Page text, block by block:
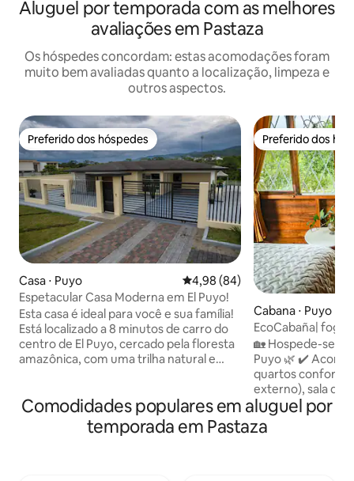
Aluguel por temporada com as melhores
avaliações em Pastaza
Os hóspedes concordam: estas acomodações foram
muito bem avaliadas quanto a localização, limpeza e
outros aspectos.
Preferido dos hóspedes
Preferido dos hóspedes
Casa ⋅ Puyo 4,98 de uma avaliação média
4,98 (84)
Espetacular Casa Moderna em El Puyo!
Esta casa é ideal para você e sua família!
Está localizado a 8 minutos de carro do
centro de El Puyo, cercado pela floresta
amazônica, com uma trilha natural e
energias. O espaço Casa espetacular de
450 m², com estilo moderno e luxuoso,
superconfortável, com ventilação
Preferido dos
Preferido dos
Cabana ⋅ Puyo
EcoCabaña|
completa +
estacionamento
🏡 Hospede-se
Puyo 🌿 ✔️ Acomodação completa: 3
quartos
externo), sala de
cozinha equipada 🔥 Área de lareira
externa e
marshmallows,
Comodidades populares em aluguel por
temporada em Pastaza